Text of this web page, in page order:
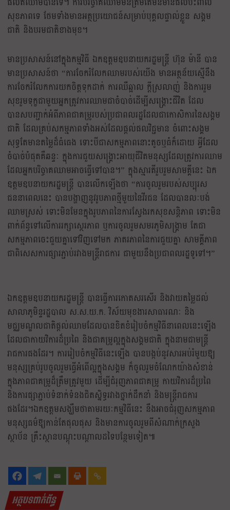
សុខភាពទេ ថែមទាំងមានអត្ថប្រយោជន៍សម្រាប់បុគ្គលផ្ទាល់ខ្លួន សង្គម
ជាតិ និងបរមជាតិខាងមុខ។
មានប្រសាសន៍នៅក្នុងកម្មវិធី ឯកឧត្តមឧបនាយករដ្ឋមន្ត្រី ហ៊ុន ម៉ានី​ បាន
មានប្រសាសន៍ថា “ការចែករំលែកឈាមរបស់យើង មានអត្ថន័យស្មើនឹង
ការចែករំលែកការយកចិត្តទុកដាក់ ការឈឺឆ្អាល ក្តីស្រលាញ់ និងការរួម
សុខរួមទុក្ខជាមួយអ្នកត្រូវការឈាមជាចំបាច់ដើម្បីសង្គ្រោះជីវិត ដែល
បានសបញ្ជាក់អំពីភាពជាគម្រូរបស់ប្រជាពលរដ្ឋដែលជាកោសិការនៃសង្គម
ជាតិ ដែលគ្រប់សកម្មភាពទាំងអស់ដែលផ្តល់ផលវិជ្ជមាន ចំពោះសង្គម
សុទ្ធតែមានតម្លៃដ៏ធំធេង ទោះបីជាសកម្មភាពនោះតូចឬធំក៏ដោយ អ្វីដែល
ចំបាច់បំផុតគឺឆន្ទៈ ក្នុងការជួយសង្គ្រោះអាយុជីវិតមនុស្សដែលត្រូវការឈាម
ដែលអ្នកបរិច្ចាគឈាមអាចធ្វើទៅបាន។” ក្នុងស្មារតីរួបរួមសាមគ្គីនេះ ឯក
ឧត្តមឧបនាយករដ្ឋមន្ត្រី បានលើកឡើងថា “ការចូលរួមរបស់សប្បុរស
ជននាពេលនេះ បានបង្ហាញនូវរូបភាពថ្មីមួយនៃវីរជន ដែលបានលៈបង់
ឈាមស្រស់ ទោះមិនមែនក្នុងរូបភាពនៃការស្វែងរកសុខសន្តិភាព ទោះមិន
ពាក់ព័ន្ធទៅលើការរក្សាស្ថេរភាព ឬការចូលរួមសមរភូមិសង្គ្រាម តែជា
សកម្មភាពចេះជួយគ្នាទៅវិញទៅមក ភាតរភាពនៃការជួយគ្នា សាមគ្គីភាព
ជាពិសេសការផ្សារភ្ជាប់រវាងមន្ត្រីរាជការ ជាមួយនឹងប្រជាពលរដ្ឋទូទៅ។”
ឯកឧត្តមឧបនាយករដ្ឋមន្ត្រី បានធ្វើការកោតសរសើរ និងវាយតម្លៃដល់
សាលាភូមិន្ទរដ្ឋបាល ស.ស.យ.ក. វិស័យមុខងារសាធារណៈ​ និង
មជ្ឈមណ្ឌលជាតិផ្តល់ឈាមដែលបានខិតខំរៀបចំកម្មវិធីនាពេលនេះឡើង
ដែលជាកាយវិការដ៏ប្រពៃ និងជាគម្រូល្អក្នុងសង្គមជាតិ ក្នុងនាមជាមន្ត្រី
រាជការផងដែរ។ ការរៀបចំកម្មវិធីនេះឡើង បានបង្កប់នូវសារអប់រំមួយឱ្យ
មនុស្សគ្រប់រូបចូលរួមធ្វើអំពើល្អក្នុងសង្គម ក៏ចូលរួមចំណែកយ៉ាងសំខាន់
ក្នុងភាពជាគម្រូដ៏ត្រឹមត្រូវមួយ ដើម្បីជំរុញភាពជាគម្រូ កាយវិការដ៏ប្រពៃ
និងការផ្សាភ្ជាប់ទំនាក់ទំនងជិតស្និទ្ធរវាងថ្នាក់ដឹកនាំ និងមន្ត្រីរាជការ
ផងដែរ។​ឯកឧត្តមសង្ឃឹមថាតាមរយៈកម្មវិធីនេះ នឹងអាចជំរុញសកម្មភាព
មនុស្សធម៌ឱ្យកាន់តែផុលផុស និងមានការចូលរួមពីសំណាក់ក្រសួង
ស្ថាប័ន គ្រឹះស្ថានបណ្តុះបណ្តាលដទៃបន្ថែមទៀត៕
អត្ថបទពាក់ព័ន្ធ